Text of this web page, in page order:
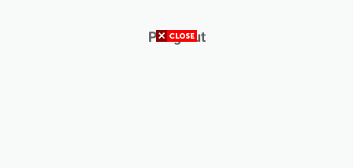
Pengikut